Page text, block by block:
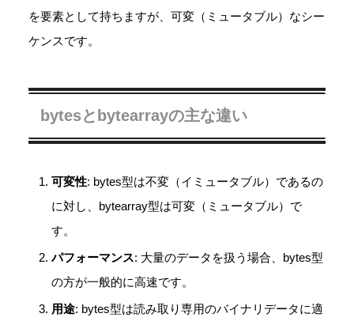
を要素として持ちますが、可変（ミュータブル）なシー
ケンスです。
bytesとbytearrayの主な違い
可変性: bytes型は不変（イミュータブル）であるの
に対し、bytearray型は可変（ミュータブル）で
す。
パフォーマンス: 大量のデータを扱う場合、bytes型
の方が一般的に高速です。
用途: bytes型は読み取り専用のバイナリデータに適